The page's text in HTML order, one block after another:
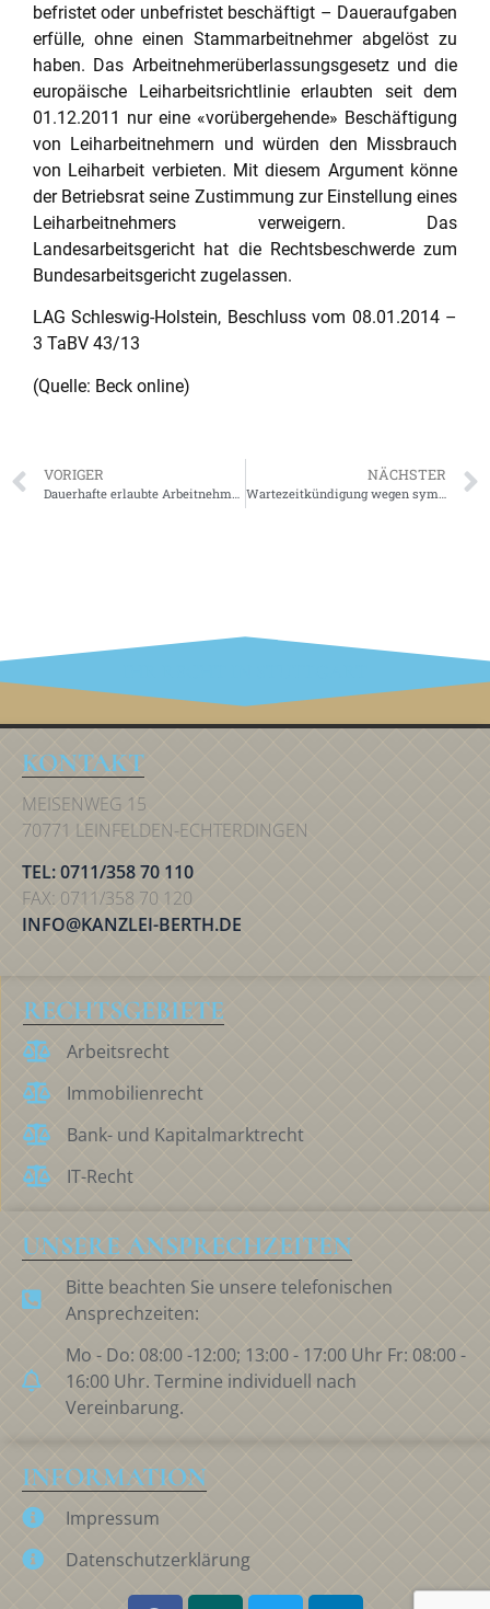
befristet oder unbefristet beschäftigt – Daueraufgaben
erfülle, ohne einen Stammarbeitnehmer abgelöst zu
haben. Das Arbeitnehmerüberlassungsgesetz und die
europäische Leiharbeitsrichtlinie erlaubten seit dem
01.12.2011 nur eine «vorübergehende» Beschäftigung
von Leiharbeitnehmern und würden den Missbrauch
von Leiharbeit verbieten. Mit diesem Argument könne
der Betriebsrat seine Zustimmung zur Einstellung eines
Leiharbeitnehmers verweigern. Das
Landesarbeitsgericht hat die Rechtsbeschwerde zum
Bundesarbeitsgericht zugelassen.
LAG Schleswig-Holstein, Beschluss vom 08.01.2014 –
3 TaBV 43/13
(Quelle: Beck online)
VORIGER NÄCHSTER
KONTAKT
MEISENWEG 15
70771 LEINFELDEN-ECHTERDINGEN
TEL: 0711/358 70 110
FAX: 0711/358 70 120
INFO@KANZLEI-BERTH.DE
RECHTSGEBIETE
Arbeitsrecht
Immobilienrecht
Bank- und Kapitalmarktrecht
IT-Recht
UNSERE ANSPRECHZEITEN
Bitte beachten Sie unsere telefonischen
Ansprechzeiten:
Mo - Do: 08:00 -12:00; 13:00 - 17:00 Uhr Fr: 08:00 -
16:00 Uhr. Termine individuell nach
Vereinbarung.
INFORMATION
Impressum
Datenschutzerklärung